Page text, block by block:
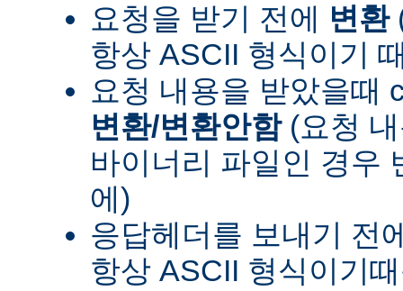
요청을 받기 전에
변환
항상 ASCII 형식이기
요청 내용을 받았을때
변환/변환안함(요청 내
바이너리 파일인 경우
에)
응답헤더를 보내기 전
항상 ASCII 형식이기